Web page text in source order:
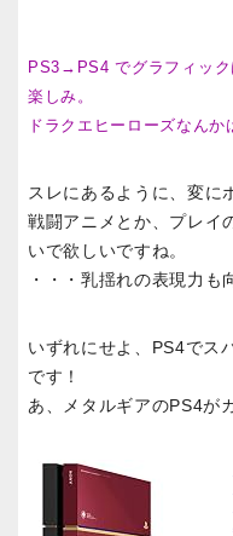
PS3→PS4 でグラフィック
楽しみ。
ドラクエヒーローズなんか
スレにあるように、変に
戦闘アニメとか、プレイ
いで欲しいですね。
・・・乳揺れの表現力も
いずれにせよ、PS4でス
です！
あ、メタルギアのPS4が